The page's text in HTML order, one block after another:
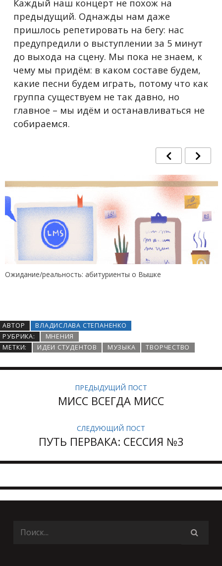
Каждый наш концерт не похож на
предыдущий. Однажды нам даже
пришлось репетировать на бегу: нас
предупредили о выступлении за 5 минут
до выхода на сцену. Мы пока не знаем, к
чему мы придём: в каком составе будем,
какие песни будем играть, потому что как
группа существуем не так давно, но
главное – мы идём и останавливаться не
собираемся.
Ожидание/реальность: абитуриенты о Вышке
АВТОР
ВЛАДИСЛАВА СТЕПАНЕНКО
РУБРИКА:
МНЕНИЯ
МЕТКИ:
ИДЕИ СТУДЕНТОВ МУЗЫКА ТВОРЧЕСТВО
ПРЕДЫДУЩИЙ ПОСТ
МИСС ВСЕГДА МИСС
СЛЕДУЮЩИЙ ПОСТ
ПУТЬ ПЕРВАКА: СЕССИЯ №3